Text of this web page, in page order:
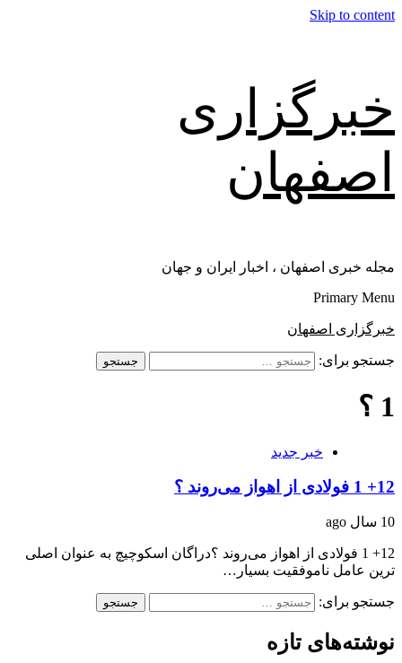
Skip to content
خبرگزاری
اصفهان
مجله خبری اصفهان ، اخبار ایران و جهان
Primary Menu
خبرگزاری اصفهان
جستجو برای:
1 ؟
خبر جدید
12+ 1 فولادی از اهواز می‌روند ؟
10 سال ago
12+ 1 فولادی از اهواز می‌روند ؟دراگان اسکوچیچ به عنوان اصلی
ترین عامل ناموفقیت بسیار…
جستجو برای:
نوشته‌های تازه